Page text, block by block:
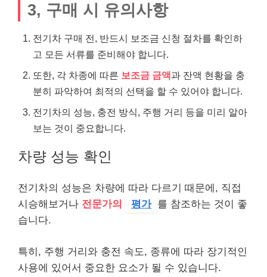
3, 구매 시 유의사항
전기차 구매 전, 반드시 보조금 신청 절차를 확인하
고 모든 서류를 준비해야 합니다.
또한, 각 차종에 따른 보조금 금액과 잔액 현황을 충
분히 파악하여 최적의 선택을 할 수 있어야 합니다.
전기차의 성능, 충전 방식, 주행 거리 등을 미리 알아
보는 것이 중요합니다.
차량 성능 확인
전기차의 성능은 차량에 따라 다르기 때문에, 직접
시승해보거나 전문가의 평가 를 참조하는 것이 좋
습니다.
특히, 주행 거리와 충전 속도, 종류에 따라 장기적인
사용에 있어서 중요한 요소가 될 수 있습니다.